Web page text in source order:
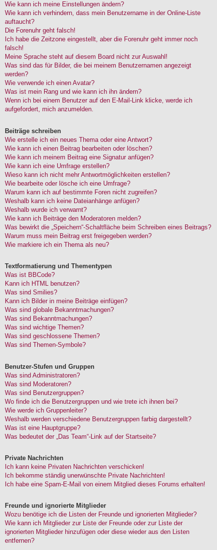
Wie kann ich meine Einstellungen ändern?
Wie kann ich verhindern, dass mein Benutzername in der Online-Liste
auftaucht?
Die Forenuhr geht falsch!
Ich habe die Zeitzone eingestellt, aber die Forenuhr geht immer noch
falsch!
Meine Sprache steht auf diesem Board nicht zur Auswahl!
Was sind das für Bilder, die bei meinem Benutzernamen angezeigt
werden?
Wie verwende ich einen Avatar?
Was ist mein Rang und wie kann ich ihn ändern?
Wenn ich bei einem Benutzer auf den E-Mail-Link klicke, werde ich
aufgefordert, mich anzumelden.
Beiträge schreiben
Wie erstelle ich ein neues Thema oder eine Antwort?
Wie kann ich einen Beitrag bearbeiten oder löschen?
Wie kann ich meinem Beitrag eine Signatur anfügen?
Wie kann ich eine Umfrage erstellen?
Wieso kann ich nicht mehr Antwortmöglichkeiten erstellen?
Wie bearbeite oder lösche ich eine Umfrage?
Warum kann ich auf bestimmte Foren nicht zugreifen?
Weshalb kann ich keine Dateianhänge anfügen?
Weshalb wurde ich verwarnt?
Wie kann ich Beiträge den Moderatoren melden?
Was bewirkt die „Speichern“-Schaltfläche beim Schreiben eines Beitrags?
Warum muss mein Beitrag erst freigegeben werden?
Wie markiere ich ein Thema als neu?
Textformatierung und Thementypen
Was ist BBCode?
Kann ich HTML benutzen?
Was sind Smilies?
Kann ich Bilder in meine Beiträge einfügen?
Was sind globale Bekanntmachungen?
Was sind Bekanntmachungen?
Was sind wichtige Themen?
Was sind geschlossene Themen?
Was sind Themen-Symbole?
Benutzer-Stufen und Gruppen
Was sind Administratoren?
Was sind Moderatoren?
Was sind Benutzergruppen?
Wo finde ich die Benutzergruppen und wie trete ich ihnen bei?
Wie werde ich Gruppenleiter?
Weshalb werden verschiedene Benutzergruppen farbig dargestellt?
Was ist eine Hauptgruppe?
Was bedeutet der „Das Team“-Link auf der Startseite?
Private Nachrichten
Ich kann keine Privaten Nachrichten verschicken!
Ich bekomme ständig unerwünschte Private Nachrichten!
Ich habe eine Spam-E-Mail von einem Mitglied dieses Forums erhalten!
Freunde und ignorierte Mitglieder
Wozu benötige ich die Listen der Freunde und ignorierten Mitglieder?
Wie kann ich Mitglieder zur Liste der Freunde oder zur Liste der
ignorierten Mitglieder hinzufügen oder diese wieder aus den Listen
entfernen?